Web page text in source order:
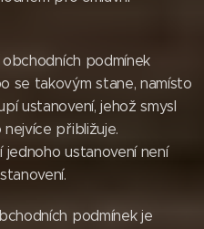
podmínek
se takovým stane, namísto
ustanovení, jehož smysl
přibližuje.
ustanovení není
podmínek je